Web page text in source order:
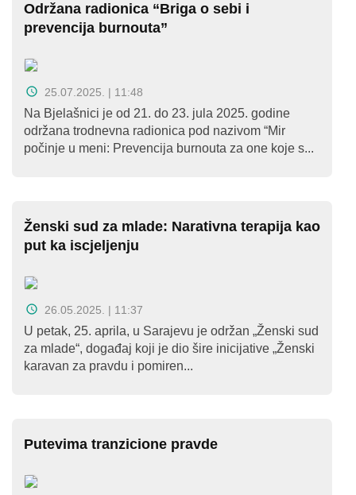
pomoć
Kampanje
Dokumenti
English
Održana radionica “Briga o sebi i
prevencija burnouta”
25.07.2025. | 11:48
Na Bjelašnici je od 21. do 23. jula 2025. godine
održana trodnevna radionica pod nazivom “Mir
počinje u meni: Prevencija burnouta za one koje s...
Ženski sud za mlade: Narativna terapija kao
put ka iscjeljenju
26.05.2025. | 11:37
U petak, 25. aprila, u Sarajevu je održan „Ženski sud
za mlade“, događaj koji je dio šire inicijative „Ženski
karavan za pravdu i pomiren...
Putevima tranzicione pravde